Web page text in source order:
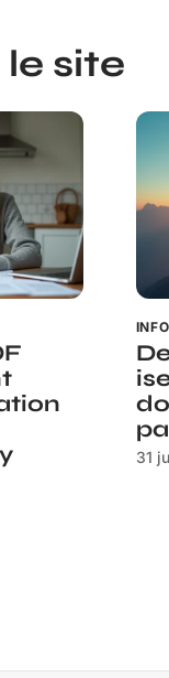
site
31